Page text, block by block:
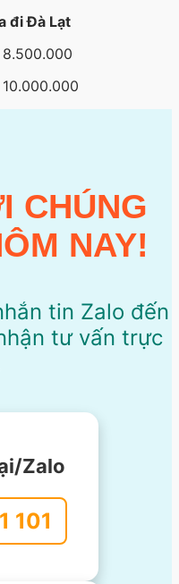
đi Đà Lạt
CHÚNG
NAY!
tin Zalo đến
tư vấn trực
Zalo
101